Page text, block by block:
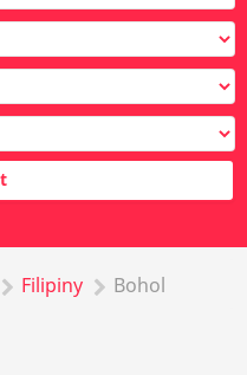
Filipiny Bohol